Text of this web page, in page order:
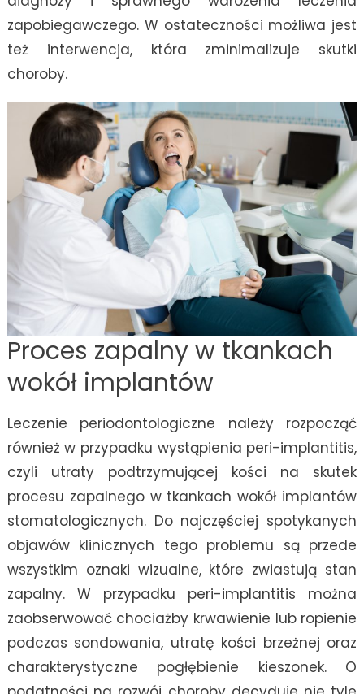
zapobiegawczego. W ostateczności możliwa jest
też interwencja, która zminimalizuje skutki
choroby.
Proces zapalny w tkankach
wokół implantów
Leczenie periodontologiczne należy rozpocząć
również w przypadku wystąpienia peri-implantitis,
czyli utraty podtrzymującej kości na skutek
procesu zapalnego w tkankach wokół implantów
stomatologicznych. Do najczęściej spotykanych
objawów klinicznych tego problemu są przede
wszystkim oznaki wizualne, które zwiastują stan
zapalny. W przypadku peri-implantitis można
zaobserwować chociażby krwawienie lub ropienie
podczas sondowania, utratę kości brzeżnej oraz
charakterystyczne pogłębienie kieszonek. O